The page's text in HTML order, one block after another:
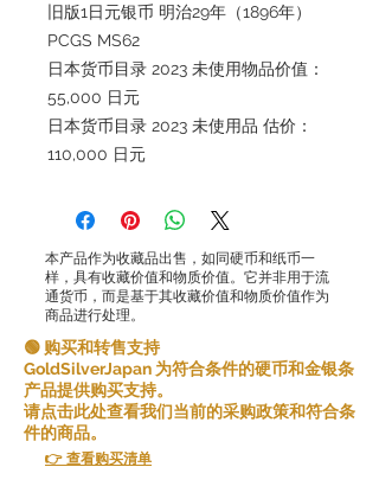
旧版1日元银币 明治29年（1896年）
PCGS MS62
日本货币目录 2023 未使用物品价值：
55,000 日元
日本货币目录 2023 未使用品 估价：
110,000 日元
本产品作为收藏品出售，如同硬币和纸币一
样，具有收藏价值和物质价值。它并非用于流
通货币，而是基于其收藏价值和物质价值作为
商品进行处理。
🟢 购买和转售支持
GoldSilverJapan 为符合条件的硬币和金银条
产品提供购买支持。
请点击此处查看我们当前的采购政策和符合条
件的商品。
👉 查看购买清单